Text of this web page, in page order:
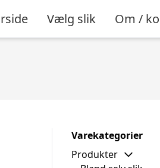
Vælg slik Om /
Varekategorier
Produkter